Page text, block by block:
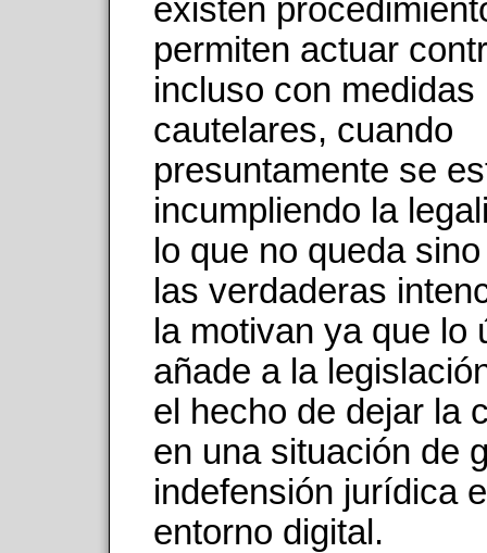
existen
permiten actuar
incluso con medidas
cautelares, cuando
presuntamente se
incumpliendo la
lo que no queda
las verdaderas
la motivan ya que lo
añade a la
el hecho de dejar la
en una situación de
indefensión jurídica
entorno digital.